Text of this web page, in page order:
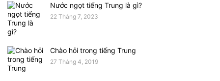
Nước ngọt tiếng Trung là gì?
22 Tháng 7, 2023
Chào hỏi trong tiếng Trung
27 Tháng 4, 2019